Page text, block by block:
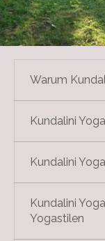
Warum
Kundalini
Kundalini
Kundalini
Yogastilen